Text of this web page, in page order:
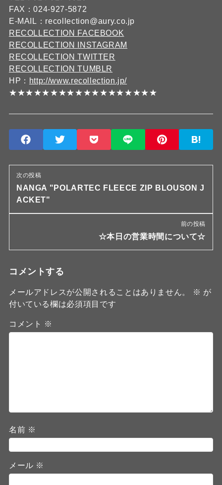
FAX：024-927-5872
E-MAIL：recollection@aury.co.jp
RECOLLECTION FACEBOOK
RECOLLECTION INSTAGRAM
RECOLLECTION TWITTER
RECOLLECTION TUMBLR
HP： http://www.recollection.jp/
★★★★★★★★★★★★★★★★★★
次の投稿
NANGA "POLARTEC FLEECE ZIP BLOUSON J
ACKET"
前の投稿
☆本日の営業時間について☆
コメントする
メールアドレスが公開されることはありません。 ※ が
付いている欄は必須項目です
コメント ※
名前 ※
メール ※